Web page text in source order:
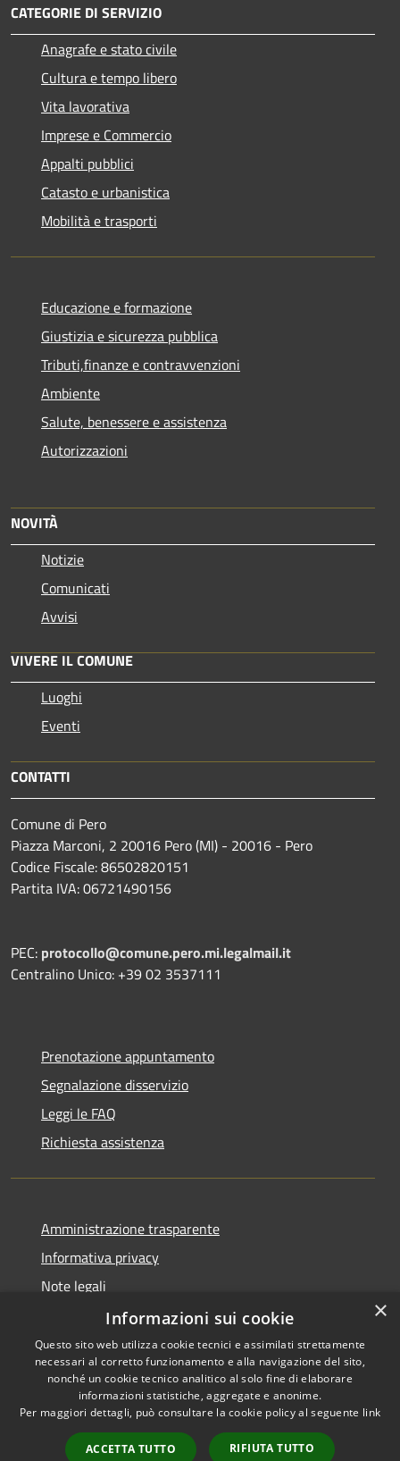
CATEGORIE DI SERVIZIO
Anagrafe e stato civile
Cultura e tempo libero
Vita lavorativa
Imprese e Commercio
Appalti pubblici
Catasto e urbanistica
Mobilità e trasporti
Educazione e formazione
Giustizia e sicurezza pubblica
Tributi,finanze e contravvenzioni
Ambiente
Salute, benessere e assistenza
Autorizzazioni
NOVITÀ
Notizie
Comunicati
Avvisi
VIVERE IL COMUNE
Luoghi
Eventi
CONTATTI
Comune di Pero
Piazza Marconi, 2 20016 Pero (MI) - 20016 - Pero
Codice Fiscale: 86502820151
Partita IVA: 06721490156
PEC: protocollo@comune.pero.mi.legalmail.it
Centralino Unico: +39 02 3537111
Prenotazione appuntamento
Segnalazione disservizio
Leggi le FAQ
Richiesta assistenza
Amministrazione trasparente
Informativa privacy
Note legali
Dichiarazione di accessibilità
RSS
Accessibilità
Copyright © 2026 • Comune di
Pero • Powered by
Municipium•
Accesso
×
Informazioni sui cookie
Questo sito web utilizza cookie tecnici e assimilati strettamente
necessari al corretto funzionamento e alla navigazione del sito,
nonché un cookie tecnico analitico al solo fine di elaborare
informazioni statistiche, aggregate e anonime.
Per maggiori dettagli, può consultare la cookie policy al seguente link
ACCETTA TUTTO RIFIUTA TUTTO